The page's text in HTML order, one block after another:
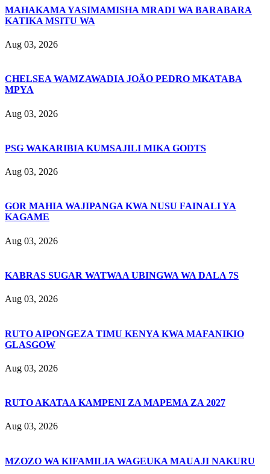
MAHAKAMA YASIMAMISHA MRADI WA BARABARA
KATIKA MSITU WA
Aug 03, 2026
CHELSEA WAMZAWADIA JOÃO PEDRO MKATABA
MPYA
Aug 03, 2026
PSG WAKARIBIA KUMSAJILI MIKA GODTS
Aug 03, 2026
GOR MAHIA WAJIPANGA KWA NUSU FAINALI YA
KAGAME
Aug 03, 2026
KABRAS SUGAR WATWAA UBINGWA WA DALA 7S
Aug 03, 2026
RUTO AIPONGEZA TIMU KENYA KWA MAFANIKIO
GLASGOW
Aug 03, 2026
RUTO AKATAA KAMPENI ZA MAPEMA ZA 2027
Aug 03, 2026
MZOZO WA KIFAMILIA WAGEUKA MAUAJI NAKURU